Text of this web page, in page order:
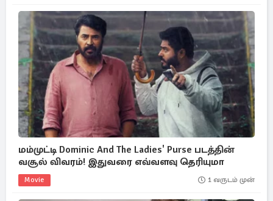
மம்முட்டி Dominic And The Ladies' Purse படத்தின்
வசூல் விவரம்! இதுவரை எவ்வளவு தெரியுமா
Movie 1 வருடம் முன்